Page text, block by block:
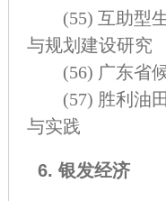
(55) 互助型
与规划建设研究
(56) 广东省
(57) 胜利油
与实践
6. 银发经济